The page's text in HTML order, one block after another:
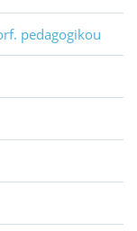
pedagogikou